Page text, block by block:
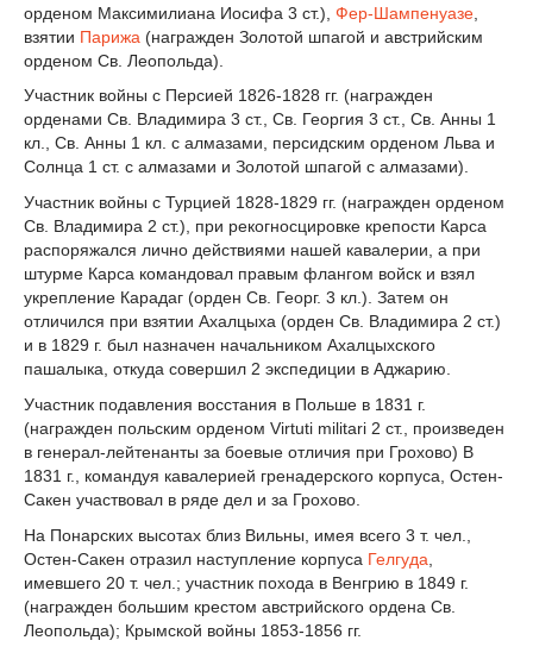
орденом Максимилиана Иосифа 3 ст.), Фер-Шампенуазе
взятии Парижа (награжден Золотой шпагой и австрийским
орденом Св. Леопольда).
Участник войны с Персией 1826-1828 гг. (награжден
орденами Св. Владимира 3 ст., Св. Георгия 3 ст., Св. Анны 1
кл., Св. Анны 1 кл. с алмазами, персидским орденом Льва и
Солнца 1 ст. с алмазами и Золотой шпагой с алмазами).
Участник войны с Турцией 1828-1829 гг. (награжден орденом
Св. Владимира 2 ст.), при рекогносцировке крепости Карса
распоряжался лично действиями нашей кавалерии, а при
штурме Карса командовал правым флангом войск и взял
укрепление Карадаг (орден Св. Георг. 3 кл.). Затем он
отличился при взятии Ахалцыха (орден Св. Владимира 2 ст.)
и в 1829 г. был назначен начальником Ахалцыхского
пашалыка, откуда совершил 2 экспедиции в Аджарию.
Участник подавления восстания в Польше в 1831 г.
(награжден польским орденом Virtuti militari 2 ст., произведен
в генерал-лейтенанты за боевые отличия при Грохово) В
1831 г., командуя кавалерией гренадерского корпуса, Остен-
Сакен участвовал в ряде дел и за Грохово.
На Понарских высотах близ Вильны, имея всего 3 т. чел.,
Остен-Сакен отразил наступление корпуса Гелгуда
имевшего 20 т. чел.; участник похода в Венгрию в 1849 г.
(награжден большим крестом австрийского ордена Св.
Леопольда); Крымской войны 1853-1856 гг.